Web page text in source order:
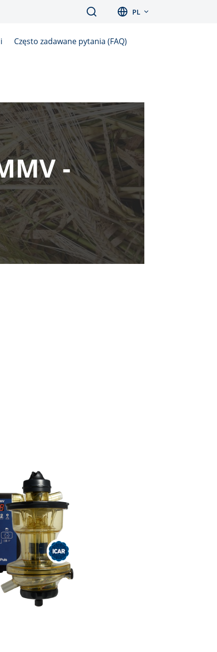
Search PL
Często zadawane pytania (FAQ)
-